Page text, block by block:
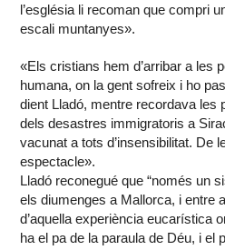
l’església li recoman que compri
escali muntanyes».
«Els cristians hem d’arribar a les
humana, on la gent sofreix i ho
dient Lladó, mentre recordava les
dels desastres immigratoris a
vacunat a tots d’insensibilitat. De
espectacle».
Lladó reconegué que “només un
els diumenges a Mallorca, i entre
d’aquella experiència eucarística
ha el pa de la paraula de Déu, i el